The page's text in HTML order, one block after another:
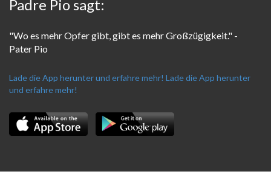
Padre Pio sagt:
"Wo es mehr Opfer gibt, gibt es mehr Großzügigkeit." -
Pater Pio
Lade die App herunter und erfahre mehr! Lade die App herunter
und erfahre mehr!